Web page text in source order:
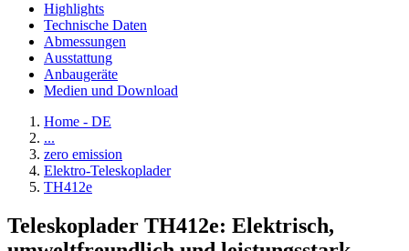
Highlights
Technische Daten
Abmessungen
Ausstattung
Anbaugeräte
Medien und Download
Home - DE
...
zero emission
Elektro-Teleskoplader
TH412e
Teleskoplader TH412e: Elektrisch,